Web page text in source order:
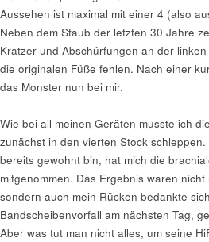
Aussehen ist maximal mit einer 4 (also
Neben dem Staub der letzten 30 Jahre
Kratzer und Abschürfungen an der
die originalen Füße fehlen. Nach einer
das Monster nun bei mir.
Wie bei all meinen Geräten musste ich
zunächst in den vierten Stock
bereits gewohnt bin, hat mich die
mitgenommen. Das Ergebnis waren
sondern auch mein Rücken bedankte
Bandscheibenvorfall am nächsten Tag,
Aber was tut man nicht alles, um seine